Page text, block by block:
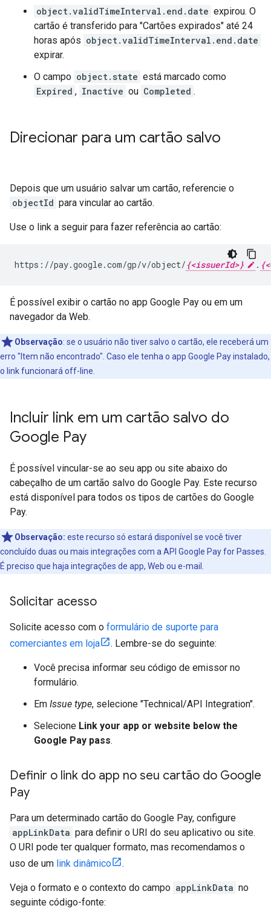
object.validTimeInterval.end.date expirou. O
cartão é transferido para "Cartões expirados" até 24
horas após object.validTimeInterval.end.date
expirar.
O campo object.state está marcado como
Expired , Inactive ou Completed .
Direcionar para um cartão salvo
Depois que um usuário salvar um cartão, referencie o
objectId para vincular ao cartão.
Use o link a seguir para fazer referência ao cartão:
https://pay.google.com/gp/v/object/ {<issuerId>} .
É possível exibir o cartão no app Google Pay ou em um
navegador da Web.
Observação: se o usuário não tiver salvo o cartão, ele receberá um
erro "Item não encontrado". Caso ele tenha o app Google Pay instalado,
o link funcionará off-line.
Incluir link em um cartão salvo do
Google Pay
É possível vincular-se ao seu app ou site abaixo do
cabeçalho de um cartão salvo do Google Pay. Este recurso
está disponível para todos os tipos de cartões do Google
Pay.
Observação: este recurso só estará disponível se você tiver
concluído duas ou mais integrações com a API Google Pay for Passes.
É preciso que haja integrações de app, Web ou e-mail.
Solicitar acesso
Solicite acesso com o formulário de suporte para
comerciantes em loja
. Lembre-se do seguinte:
Você precisa informar seu código de emissor no
formulário.
Em Issue type, selecione "Technical/API Integration".
Selecione Link your app or website below the
Google Pay pass.
Definir o link do app no seu cartão do Google
Pay
Para um determinado cartão do Google Pay, configure
appLinkData para definir o URI do seu aplicativo ou site.
O URI pode ter qualquer formato, mas recomendamos o
uso de um link dinâmico .
Veja o formato e o contexto do campo appLinkData no
seguinte código-fonte: